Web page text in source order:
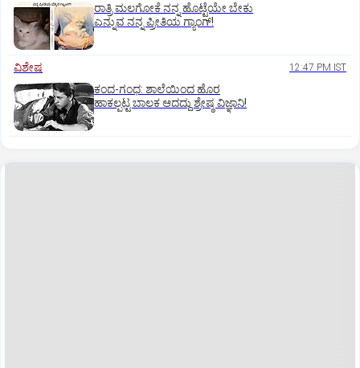
ರಾತ್ರಿ ಮಲಗೋಕೆ ನನ್ನ ಹೊಟ್ಟೆಯೇ ಬೇಕು
ಎನ್ನುವ ನನ್ನ ಪ್ರೀತಿಯ ಗ್ಯಾಂಗ್!
ವಿಶೇಷ 12:47 PM IST
ಕಂದ-ಗಂಧ: ಶಾಲೆಯಿಂದ ಹೊರ
ಹಾಕಲ್ಪಟ್ಟ ಬಾಲಕ ಆದದ್ದು ಶ್ರೇಷ್ಠ ವಿಜ್ಞಾನಿ!